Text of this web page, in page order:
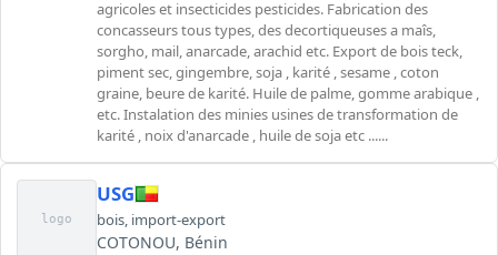
agricoles et insecticides pesticides. Fabrication des
concasseurs tous types, des decortiqueuses a maîs,
sorgho, mail, anarcade, arachid etc. Export de bois teck,
piment sec, gingembre, soja , karité , sesame , coton
graine, beure de karité. Huile de palme, gomme arabique ,
etc. Instalation des minies usines de transformation de
karité , noix d'anarcade , huile de soja etc ......
logo
USG
bois, import-export
COTONOU, Bénin